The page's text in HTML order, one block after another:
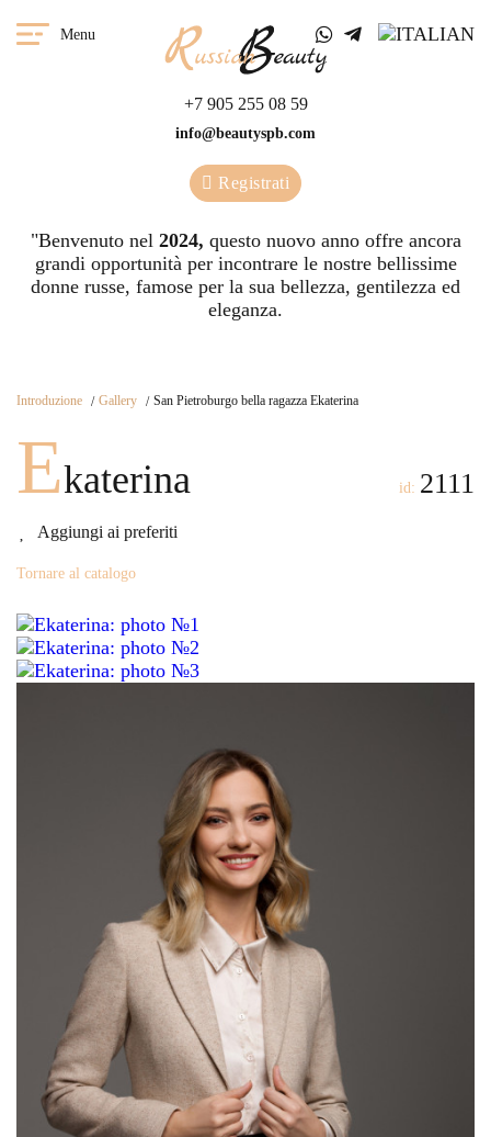
Menu
+7 905 255 08 59
info@beautyspb.com
Registrati
"Benvenuto nel 2024, questo nuovo anno offre ancora
grandi opportunità per incontrare le nostre bellissime
donne russe, famose per la sua bellezza, gentilezza ed
eleganza.
Introduzione Gallery San Pietroburgo bella ragazza Ekaterina
Ekaterina
Aggiungi ai preferiti
id: 2111
Tornare al catalogo